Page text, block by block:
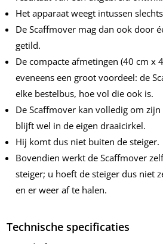
Het apparaat weegt intussen
De Scaffmover mag dan ook door
getild.
De compacte afmetingen (40 cm x
eveneens een groot voordeel: de
elke bestelbus, hoe vol die ook is.
De Scaffmover kan volledig om
blijft wel in de eigen draaicirkel.
Hij komt dus niet buiten de steiger.
Bovendien werkt de Scaffmover
steiger; u hoeft de steiger dus niet
en er weer af te halen.
Technische specificaties